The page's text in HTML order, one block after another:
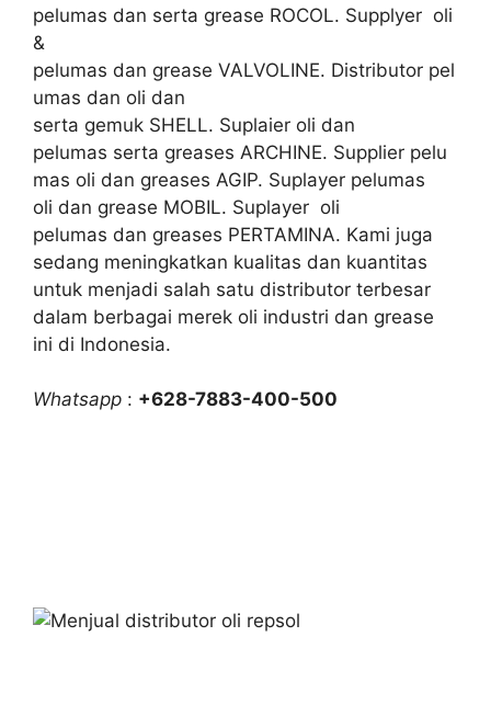
pelumas dan serta grease ROCOL. Supplyer oli
&
pelumas dan grease VALVOLINE. Distributor pel
umas dan oli dan
serta gemuk SHELL. Suplaier oli dan
pelumas serta greases ARCHINE. Supplier pelu
mas oli dan greases AGIP. Suplayer pelumas
oli dan grease MOBIL. Suplayer oli
pelumas dan greases PERTAMINA. Kami juga
sedang meningkatkan kualitas dan kuantitas
untuk menjadi salah satu distributor terbesar
dalam berbagai merek oli industri dan grease
ini di Indonesia.
Whatsapp : +628-7883-400-500